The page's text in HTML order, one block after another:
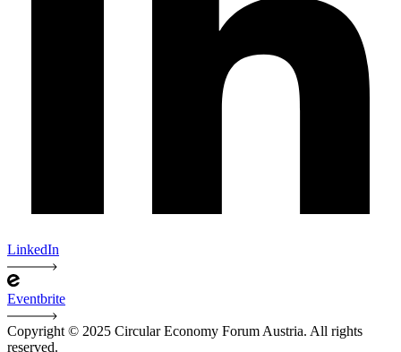
LinkedIn
Eventbrite
Copyright © 2025 Circular Economy Forum Austria. All rights
reserved.